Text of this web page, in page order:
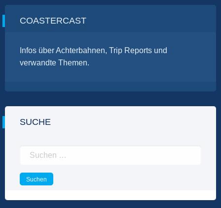
COASTERCAST
Infos über Achterbahnen, Trip Reports und
verwandte Themen.
SUCHE
Suchen